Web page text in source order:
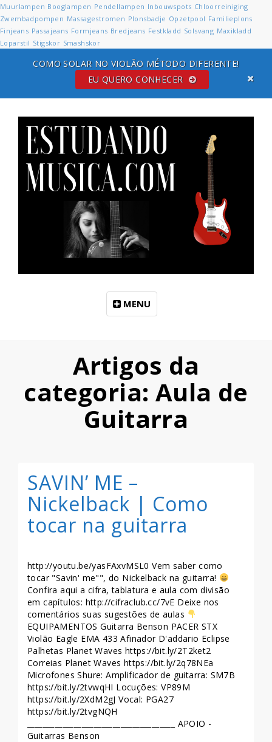
Muurlampen Booglampen Pendellampen Inbouwspots Chloorreiniging
Zwembadpompen Massagestromen Plonsbadje Opzetpool Familieplons
Finjeans Passajeans Formjeans Bredjeans Festkladd Solsvang Maxikladd
Loparstil Stigskor Smashskor
EU QUERO CONHECER
MENU
Artigos da
categoria: Aula de
Guitarra
SAVIN’ ME –
Nickelback | Como
tocar na guitarra
http://youtu.be/yasFAxvMSL0 Vem saber como
tocar "Savin' me"", do Nickelback na guitarra!
Confira aqui a cifra, tablatura e aula com divisão
em capítulos: http://cifraclub.cc/7vE Deixe nos
comentários suas sugestões de aulas
EQUIPAMENTOS Guitarra Benson PACER STX
Violão Eagle EMA 433 Afinador D'addario Eclipse
Palhetas Planet Waves https://bit.ly/2T2ket2
Correias Planet Waves https://bit.ly/2q78NEa
Microfones Shure: Amplificador de guitarra: SM7B
https://bit.ly/2tvwqHI Locuções: VP89M
https://bit.ly/2XdM2gJ Vocal: PGA27
https://bit.ly/2tvgNQH
Guitarras Benson